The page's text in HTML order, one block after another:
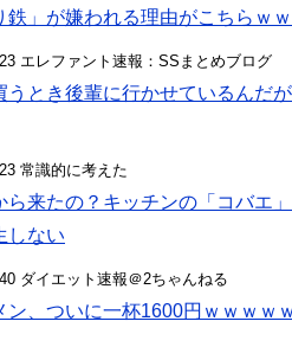
鉄」が嫌われる理由がこちらｗ
エレファント速報：SSまとめブログ
うとき後輩に行かせているんだ
常識的に考えた
ら来たの？キッチンの「コバエ
しない
ダイエット速報＠2ちゃんねる
ン、ついに一杯1600円ｗｗｗ